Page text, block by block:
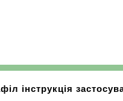
інструкція